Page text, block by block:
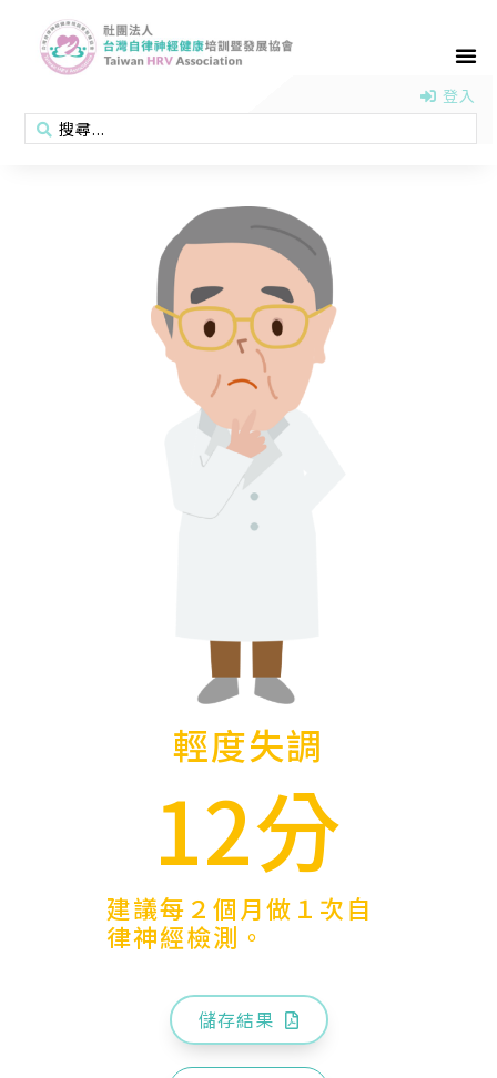
登入
輕度失調
12分
建議每２個月做１次自
律神經檢測。
儲存結果